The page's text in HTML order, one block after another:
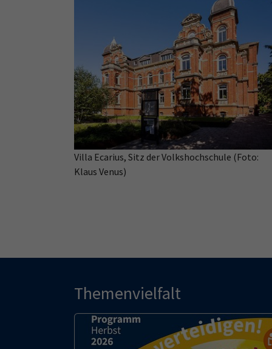
Villa Ecarius, Sitz der Volkshochschule (Foto:
Klaus Venus)
Themenvielfalt